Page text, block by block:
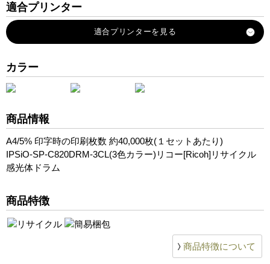
適合プリンター
IPSiO-SP-C821
カラー
商品情報
A4/5% 印字時の印刷枚数 約40,000枚(１セットあたり)
IPSiO-SP-C820DRM-3CL(3色カラー)リコー[Ricoh]リサイクル
感光体ドラム
商品特徴
商品特徴について